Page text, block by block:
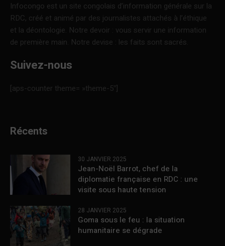
Infocongo est un site congolais d’information générale sur la
RDC, créé et animé par des journalistes attachés à l’éthique
et la déontologie. Notre devoir : vous servir une information
de première main. Notre devise : les faits sont sacrés.
Suivez-nous
[aps-counter theme= »theme-5″]
Récents
30 JANVIER 2025
Jean-Noël Barrot, chef de la
diplomatie française en RDC : une
visite sous haute tension
28 JANVIER 2025
Goma sous le feu : la situation
humanitaire se dégrade